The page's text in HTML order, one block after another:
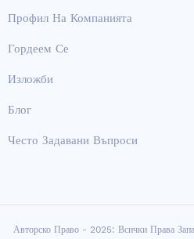
Профил На Компанията
Гордеем Се
Изложби
Блог
Често Задавани Въпроси
Авторско Право - 2025: Всички Права